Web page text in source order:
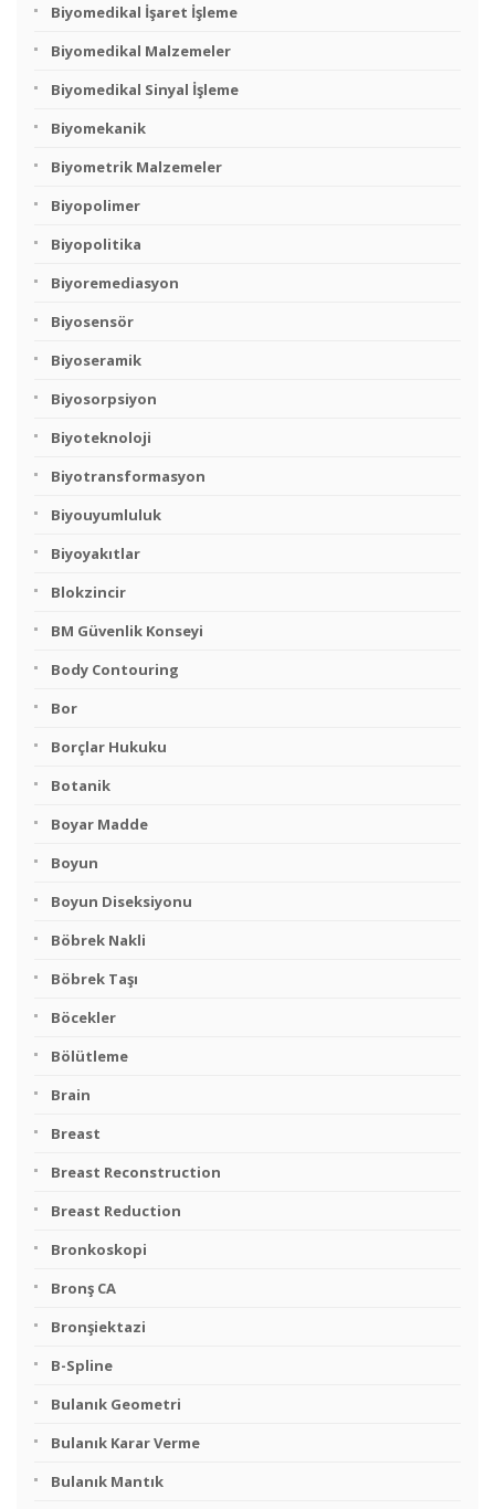
Biyomedikal İşaret İşleme
Biyomedikal Malzemeler
Biyomedikal Sinyal İşleme
Biyomekanik
Biyometrik Malzemeler
Biyopolimer
Biyopolitika
Biyoremediasyon
Biyosensör
Biyoseramik
Biyosorpsiyon
Biyoteknoloji
Biyotransformasyon
Biyouyumluluk
Biyoyakıtlar
Blokzincir
BM Güvenlik Konseyi
Body Contouring
Bor
Borçlar Hukuku
Botanik
Boyar Madde
Boyun
Boyun Diseksiyonu
Böbrek Nakli
Böbrek Taşı
Böcekler
Bölütleme
Brain
Breast
Breast Reconstruction
Breast Reduction
Bronkoskopi
Bronş CA
Bronşiektazi
B-Spline
Bulanık Geometri
Bulanık Karar Verme
Bulanık Mantık